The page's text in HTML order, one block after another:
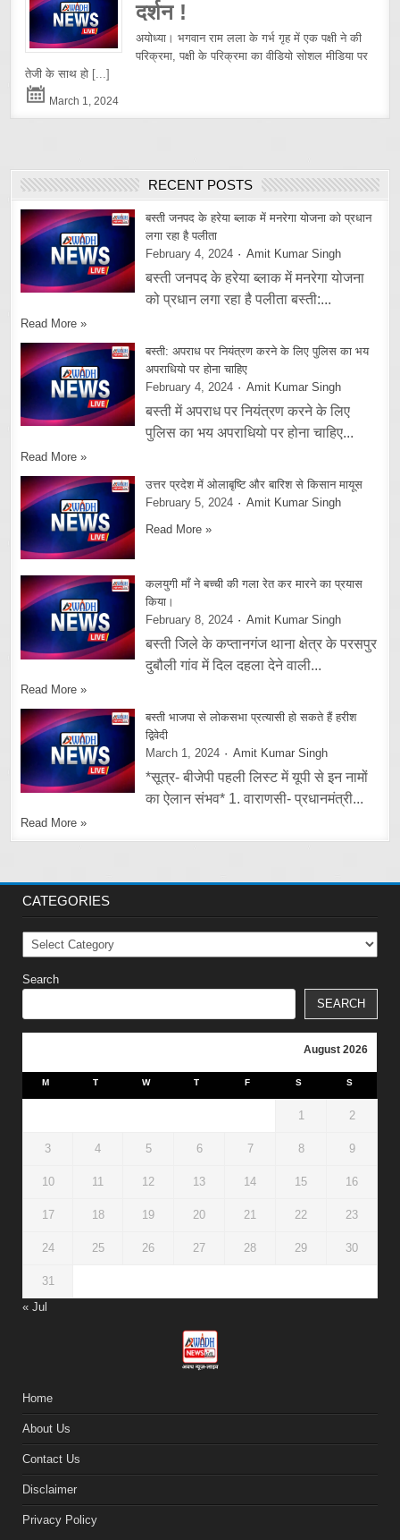
दर्शन !
अयोध्या। भगवान राम लला के गर्भ गृह में एक पक्षी ने की
परिक्रमा, पक्षी के परिक्रमा का वीडियो सोशल मीडिया पर
तेजी के साथ हो [...]
March 1, 2024
RECENT POSTS
बस्ती जनपद के हरेया ब्लाक में मनरेगा योजना को प्रधान
लगा रहा है पलीता
February 4, 2024
Amit Kumar Singh
बस्ती जनपद के हरेया ब्लाक में मनरेगा योजना
को प्रधान लगा रहा है पलीता बस्ती:...
Read More »
बस्ती: अपराध पर नियंत्रण करने के लिए पुलिस का भय
अपराधियो पर होना चाहिए
February 4, 2024
Amit Kumar Singh
बस्ती में अपराध पर नियंत्रण करने के लिए
पुलिस का भय अपराधियो पर होना चाहिए...
Read More »
उत्तर प्रदेश में ओलाबृष्टि और बारिश से किसान मायूस
February 5, 2024
Amit Kumar Singh
Read More »
कलयुगी माँ ने बच्ची की गला रेत कर मारने का प्रयास
किया।
February 8, 2024
Amit Kumar Singh
बस्ती जिले के कप्तानगंज थाना क्षेत्र के परसपुर
दुबौली गांव में दिल दहला देने वाली...
Read More »
बस्ती भाजपा से लोकसभा प्रत्यासी हो सकते हैं हरीश
द्विवेदी
March 1, 2024
Amit Kumar Singh
*सूत्र- बीजेपी पहली लिस्ट में यूपी से इन नामों
का ऐलान संभव* 1. वाराणसी- प्रधानमंत्री...
Read More »
CATEGORIES
Categories
Search
SEARCH
August 2026
M T W T F S S
1 2
3 4 5 6 7 8 9
10 11 12 13 14 15 16
17 18 19 20 21 22 23
24 25 26 27 28 29 30
31
« Jul
Home
About Us
Contact Us
Disclaimer
Privacy Policy